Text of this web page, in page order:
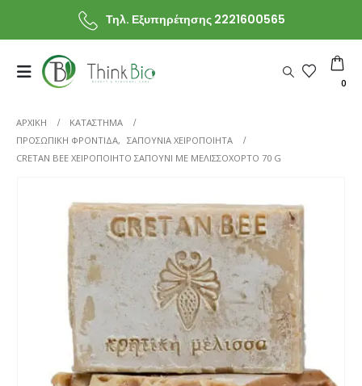
Τηλ. Εξυπηρέτησης 2221600565
0
ΑΡΧΙΚΗ
ΚΑΤΆΣΤΗΜΑ
ΠΡΟΣΩΠΙΚΗ ΦΡΟΝΤΙΔΑ, ΣΑΠΟΥΝΙΑ ΧΕΙΡΟΠΟΙΗΤΑ
CRETAN BEE ΧΕΙΡΟΠΟΊΗΤΟ ΣΑΠΟΎΝΙ ΜΕ ΜΕΛΙΣΣΌΧΟΡΤΟ 70 G